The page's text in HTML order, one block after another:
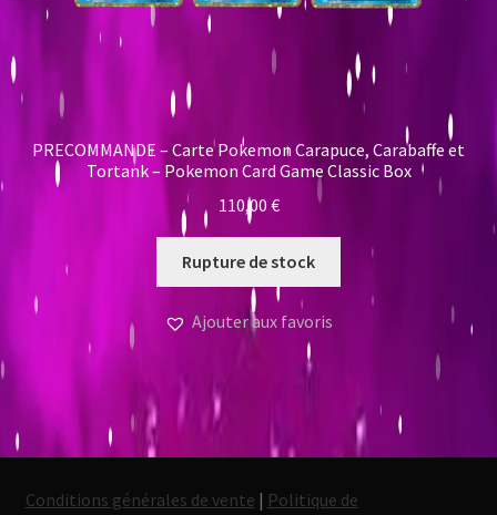
PRECOMMANDE – Carte Pokemon Carapuce, Carabaffe et
Tortank – Pokemon Card Game Classic Box
110,00 €
Rupture de stock
Ajouter aux favoris
Conditions générales de vente | Politique de